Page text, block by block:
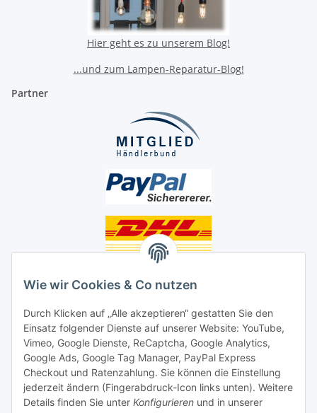
Wie wir Cookies & Co nutzen
Durch Klicken auf „Alle akzeptieren“ gestatten Sie den
Einsatz folgender Dienste auf unserer Website: YouTube,
Vimeo, Google Dienste, ReCaptcha, Google Analytics,
Google Ads, Google Tag Manager, PayPal Express
Checkout und Ratenzahlung. Sie können die Einstellung
jederzeit ändern (Fingerabdruck-Icon links unten). Weitere
Details finden Sie unter Konfigurieren und in unserer
Hier geht es zu unserem Blog!
...und zum Lampen-Reparatur-Blog!
Partner
Social Media
Unsere Dienstleistungen
Lampenreparatur
Lichtservice für Senioren